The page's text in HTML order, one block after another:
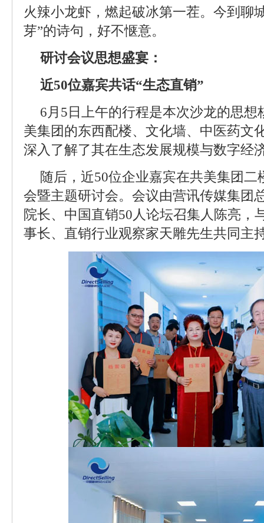
火辣小龙虾，燃起破冰第一茬。今到聊
芽”的诗句，好不惬意。
研讨会议思想盛宴：
近50位嘉宾共话“生态直销”
6月5日上午的行程是本次沙龙的思
美集团的东西配楼、文化墙、中医药文
深入了解了其在生态发展规模与数字经
随后，近50位企业嘉宾在共美集团
会暨主题研讨会。会议由营讯传媒集团
院长、中国直销50人论坛召集人陈亮，
事长、直销行业观察家天雕先生共同主